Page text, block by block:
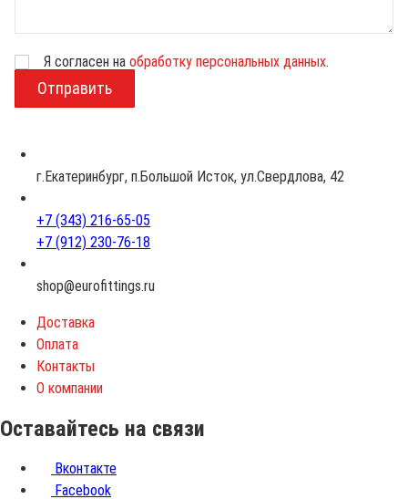
з
Я согласен на обработку персональных данных.
г.Екатеринбург, п.Большой Исток, ул.Свердлова, 42
+7 (343) 216-65-05
+7 (912) 230-76-18
shop@eurofittings.ru
Доставка
Оплата
Контакты
О компании
Оставайтесь на связи
Вконтакте
Facebook